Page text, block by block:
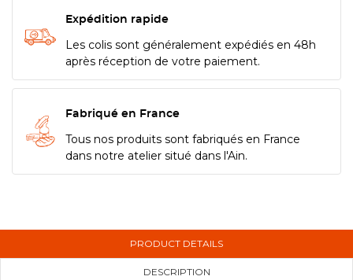
Expédition rapide
Les colis sont généralement expédiés en 48h
après réception de votre paiement.
Fabriqué en France
Tous nos produits sont fabriqués en France
dans notre atelier situé dans l'Ain.
PRODUCT DETAILS
DESCRIPTION